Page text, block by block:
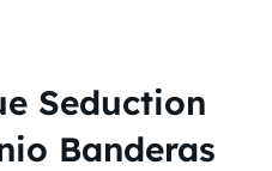
Seduction
Banderas